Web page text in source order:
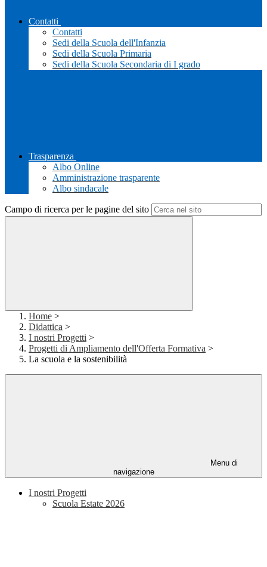
Contatti
Contatti
Sedi della Scuola dell'Infanzia
Sedi della Scuola Primaria
Sedi della Scuola Secondaria di I grado
Trasparenza
Albo Online
Amministrazione trasparente
Albo sindacale
Campo di ricerca per le pagine del sito
Home >
Didattica >
I nostri Progetti >
Progetti di Ampliamento dell'Offerta Formativa >
La scuola e la sostenibilità
Menu di
navigazione
I nostri Progetti
Scuola Estate 2026